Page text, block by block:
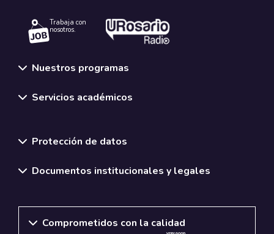
Trabaja con
nosotros.
Nuestros programas
Servicios académicos
Protección de datos
Documentos institucionales y legales
Comprometidos con la calidad